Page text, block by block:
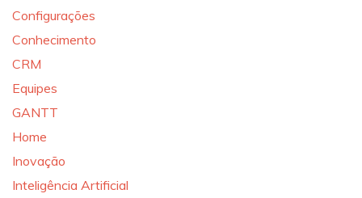
Configurações
Conhecimento
CRM
Equipes
GANTT
Home
Inovação
Inteligência Artificial